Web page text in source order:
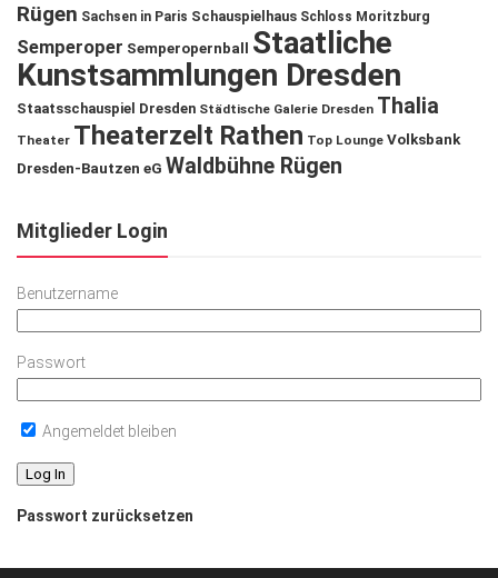
Rügen Sachsen in Paris Schauspielhaus Schloss Moritzburg
Semperoper Semperopernball
Staatliche
Kunstsammlungen Dresden
Staatsschauspiel Dresden Städtische Galerie Dresden Thalia
Theater Theaterzelt Rathen Top Lounge Volksbank
Dresden-Bautzen eG Waldbühne Rügen
Mitglieder Login
Benutzername
Passwort
Angemeldet bleiben
Passwort zurücksetzen